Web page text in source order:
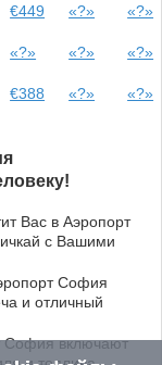
€449 «?»
«?»
«?» «?»
«?»
€388 «?» «?»
Вас в Аэропорт
с Вашими
София
и отличный
София включают